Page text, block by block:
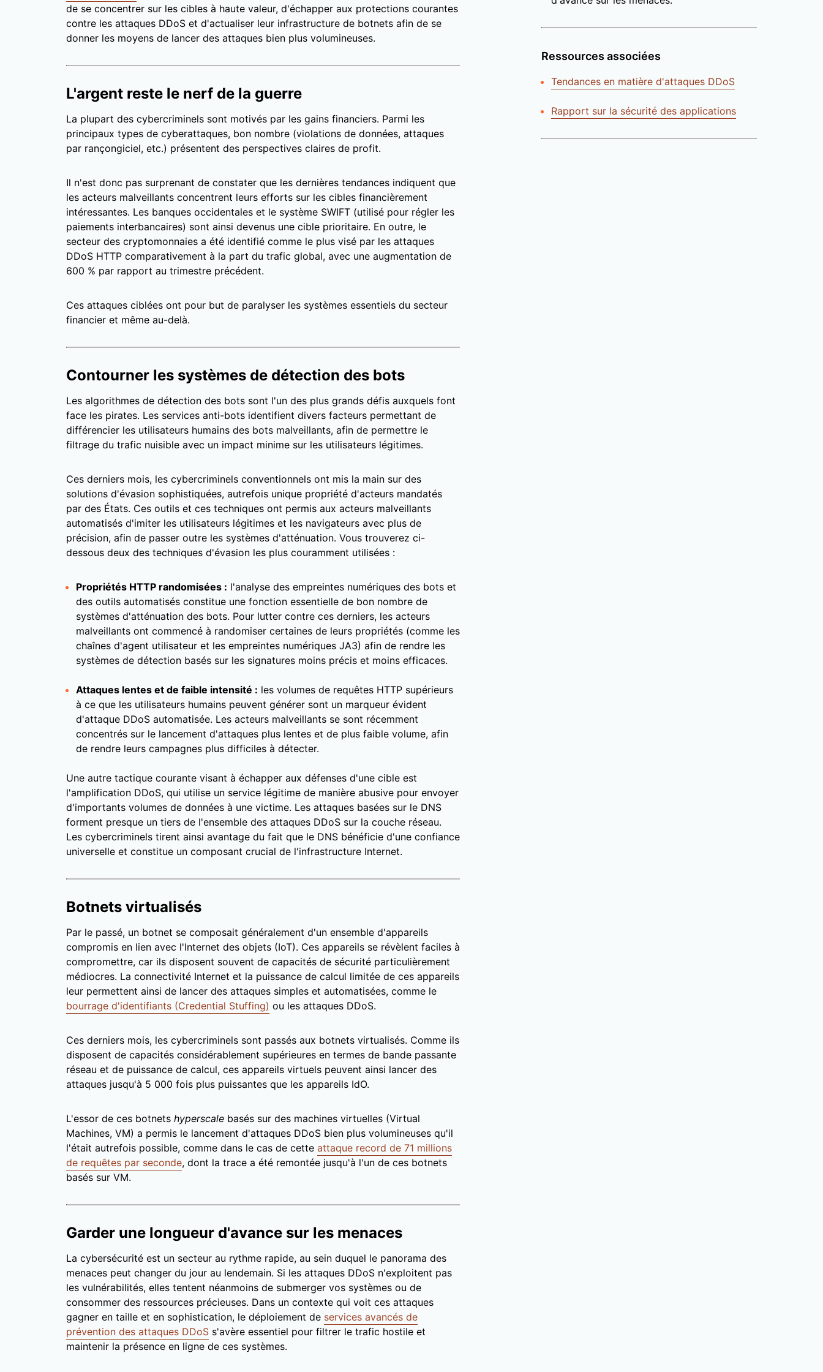
de se concentrer sur les cibles à haute valeur, d'échapper aux protections courantes
contre les attaques DDoS et d'actualiser leur infrastructure de botnets afin de se
donner les moyens de lancer des attaques bien plus volumineuses.
L'argent reste le nerf de la guerre
La plupart des cybercriminels sont motivés par les gains financiers. Parmi les
principaux types de cyberattaques, bon nombre (violations de données, attaques
par rançongiciel, etc.) présentent des perspectives claires de profit.
Il n'est donc pas surprenant de constater que les dernières tendances indiquent que
les acteurs malveillants concentrent leurs efforts sur les cibles financièrement
intéressantes. Les banques occidentales et le système SWIFT (utilisé pour régler les
paiements interbancaires) sont ainsi devenus une cible prioritaire. En outre, le
secteur des cryptomonnaies a été identifié comme le plus visé par les attaques
DDoS HTTP comparativement à la part du trafic global, avec une augmentation de
600 % par rapport au trimestre précédent.
Ces attaques ciblées ont pour but de paralyser les systèmes essentiels du secteur
financier et même au-delà.
Contourner les systèmes de détection des bots
Les algorithmes de détection des bots sont l'un des plus grands défis auxquels font
face les pirates. Les services anti-bots identifient divers facteurs permettant de
différencier les utilisateurs humains des bots malveillants, afin de permettre le
filtrage du trafic nuisible avec un impact minime sur les utilisateurs légitimes.
Ces derniers mois, les cybercriminels conventionnels ont mis la main sur des
solutions d'évasion sophistiquées, autrefois unique propriété d'acteurs mandatés
par des États. Ces outils et ces techniques ont permis aux acteurs malveillants
automatisés d'imiter les utilisateurs légitimes et les navigateurs avec plus de
précision, afin de passer outre les systèmes d'atténuation. Vous trouverez ci-
dessous deux des techniques d'évasion les plus couramment utilisées :
Propriétés HTTP randomisées : l'analyse des empreintes numériques des bots et
des outils automatisés constitue une fonction essentielle de bon nombre de
systèmes d'atténuation des bots. Pour lutter contre ces derniers, les acteurs
malveillants ont commencé à randomiser certaines de leurs propriétés (comme les
chaînes d'agent utilisateur et les empreintes numériques JA3) afin de rendre les
systèmes de détection basés sur les signatures moins précis et moins efficaces.
Attaques lentes et de faible intensité : les volumes de requêtes HTTP supérieurs
à ce que les utilisateurs humains peuvent générer sont un marqueur évident
d'attaque DDoS automatisée. Les acteurs malveillants se sont récemment
concentrés sur le lancement d'attaques plus lentes et de plus faible volume, afin
de rendre leurs campagnes plus difficiles à détecter.
Une autre tactique courante visant à échapper aux défenses d'une cible est
l'amplification DDoS, qui utilise un service légitime de manière abusive pour envoyer
d'importants volumes de données à une victime. Les attaques basées sur le DNS
forment presque un tiers de l'ensemble des attaques DDoS sur la couche réseau.
Les cybercriminels tirent ainsi avantage du fait que le DNS bénéficie d'une confiance
universelle et constitue un composant crucial de l'infrastructure Internet.
Botnets virtualisés
Par le passé, un botnet se composait généralement d'un ensemble d'appareils
compromis en lien avec l'Internet des objets (IoT). Ces appareils se révèlent faciles à
compromettre, car ils disposent souvent de capacités de sécurité particulièrement
médiocres. La connectivité Internet et la puissance de calcul limitée de ces appareils
leur permettent ainsi de lancer des attaques simples et automatisées, comme le
bourrage d'identifiants (Credential Stuffing) ou les attaques DDoS.
Ces derniers mois, les cybercriminels sont passés aux botnets virtualisés. Comme ils
disposent de capacités considérablement supérieures en termes de bande passante
réseau et de puissance de calcul, ces appareils virtuels peuvent ainsi lancer des
attaques jusqu'à 5 000 fois plus puissantes que les appareils IdO.
L'essor de ces botnets hyperscale basés sur des machines virtuelles (Virtual
Machines, VM) a permis le lancement d'attaques DDoS bien plus volumineuses qu'il
l'était autrefois possible, comme dans le cas de cette attaque record de 71 millions
de requêtes par seconde, dont la trace a été remontée jusqu'à l'un de ces botnets
basés sur VM.
Garder une longueur d'avance sur les menaces
La cybersécurité est un secteur au rythme rapide, au sein duquel le panorama des
menaces peut changer du jour au lendemain. Si les attaques DDoS n'exploitent pas
les vulnérabilités, elles tentent néanmoins de submerger vos systèmes ou de
consommer des ressources précieuses. Dans un contexte qui voit ces attaques
gagner en taille et en sophistication, le déploiement de services avancés de
prévention des attaques DDoS s'avère essentiel pour filtrer le trafic hostile et
maintenir la présence en ligne de ces systèmes.
Ressources associées
Tendances en matière d'attaques DDoS
Rapport sur la sécurité des applications